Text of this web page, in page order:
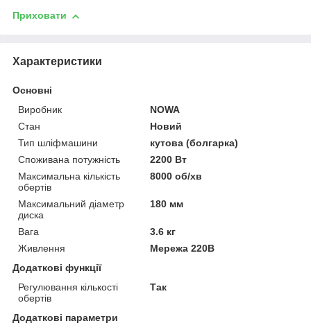
Приховати
Характеристики
Основні
Виробник
NOWA
Стан
Новий
Тип шліфмашини
кутова (болгарка)
Споживана потужність
2200 Вт
Максимальна кількість
обертів
8000 об/хв
Максимальний діаметр
диска
180 мм
Вага
3.6 кг
Живлення
Мережа 220В
Додаткові функції
Регулювання кількості
обертів
Так
Додаткові параметри